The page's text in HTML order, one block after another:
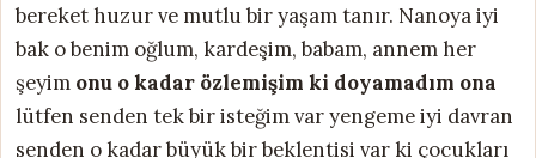
bereket huzur ve mutlu bir yaşam tanır. Nanoya iyi
bak o benim oğlum, kardeşim, babam, annem her
şeyim onu o kadar özlemişim ki doyamadım ona
lütfen senden tek bir isteğim var yengeme iyi davran
senden o kadar büyük bir beklentisi var ki çocukları